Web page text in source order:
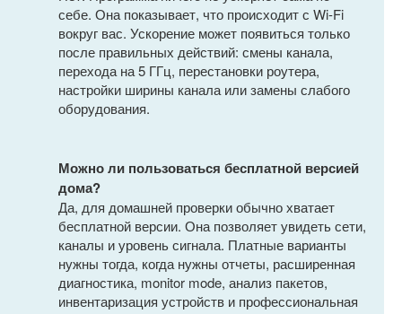
себе. Она показывает, что происходит с Wi-Fi
вокруг вас. Ускорение может появиться только
после правильных действий: смены канала,
перехода на 5 ГГц, перестановки роутера,
настройки ширины канала или замены слабого
оборудования.
Можно ли пользоваться бесплатной версией
дома?
Да, для домашней проверки обычно хватает
бесплатной версии. Она позволяет увидеть сети,
каналы и уровень сигнала. Платные варианты
нужны тогда, когда нужны отчеты, расширенная
диагностика, monitor mode, анализ пакетов,
инвентаризация устройств и профессиональная